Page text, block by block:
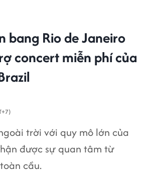
bang Rio de Janeiro
concert miễn phí của
trời với quy mô lớn của
được sự quan tâm từ
cầu.